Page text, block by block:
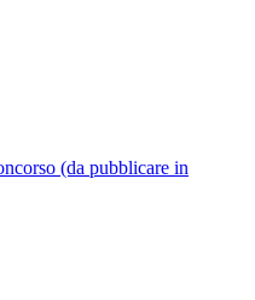
(da pubblicare in